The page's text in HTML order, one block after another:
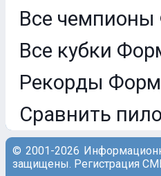
Все
Все кубки
Рекорды
Сравнить
© 2001-2026
защищены. Регистрация